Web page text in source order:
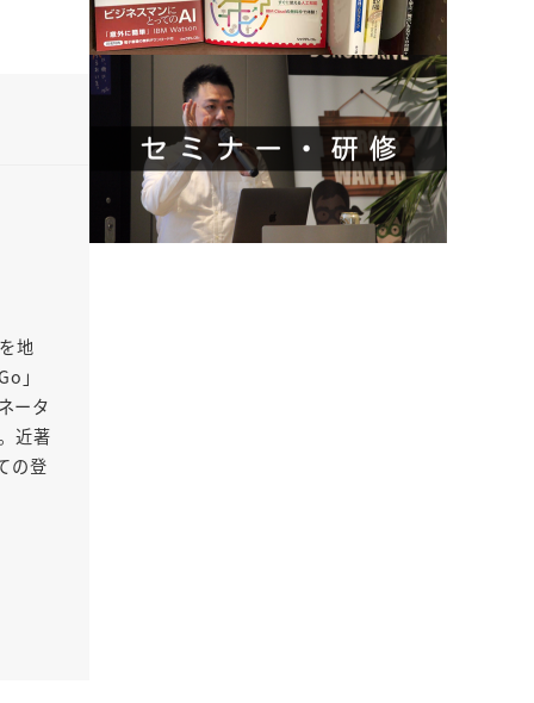
地
」
ータ
近著
の登